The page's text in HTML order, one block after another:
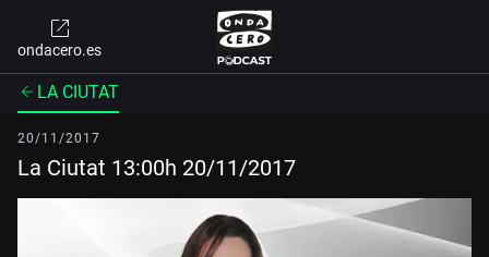
ondacero.es
LA CIUTAT
20/11/2017
La Ciutat 13:00h 20/11/2017